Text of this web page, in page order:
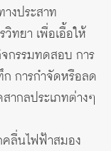
งประสาท
ทยา เพื่อเอื้อให้
กรรมทดสอบ การ
การกำจัดหรือลด
ากลประเภทต่างๆ
ลื่นไฟฟ้าสมอง